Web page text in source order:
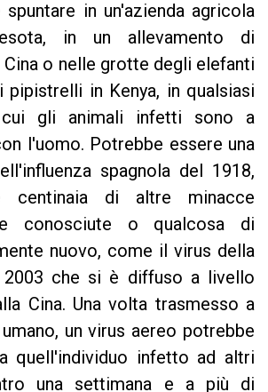
spuntare in un'azienda agricola
in un allevamento di
Cina o nelle grotte degli elefanti
pipistrelli in Kenya, in qualsiasi
gli animali infetti sono a
l'uomo. Potrebbe essere una
spagnola del 1918,
centinaia di altre minacce
conosciute o qualcosa di
nuovo, come il virus della
2003 che si è diffuso a livello
Cina. Una volta trasmesso a
un virus aereo potrebbe
quell'individuo infetto ad altri
una settimana e a più di